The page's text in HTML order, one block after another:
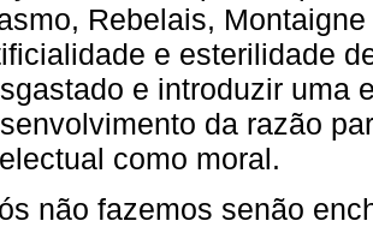
Rebelais,
e esterilidade
e introduzir uma
da razão
como moral.
não fazemos senão